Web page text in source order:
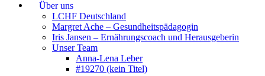
Über uns
LCHF Deutschland
Margret Ache – Gesundheitspädagogin
Iris Jansen – Ernährungscoach und Herausgeberin
Unser Team
Anna-Lena Leber
#19270 (kein Titel)